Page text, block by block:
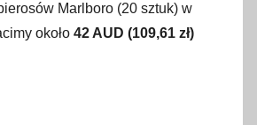
Marlboro (20 sztuk) w
około 42 AUD (109,61 zł)